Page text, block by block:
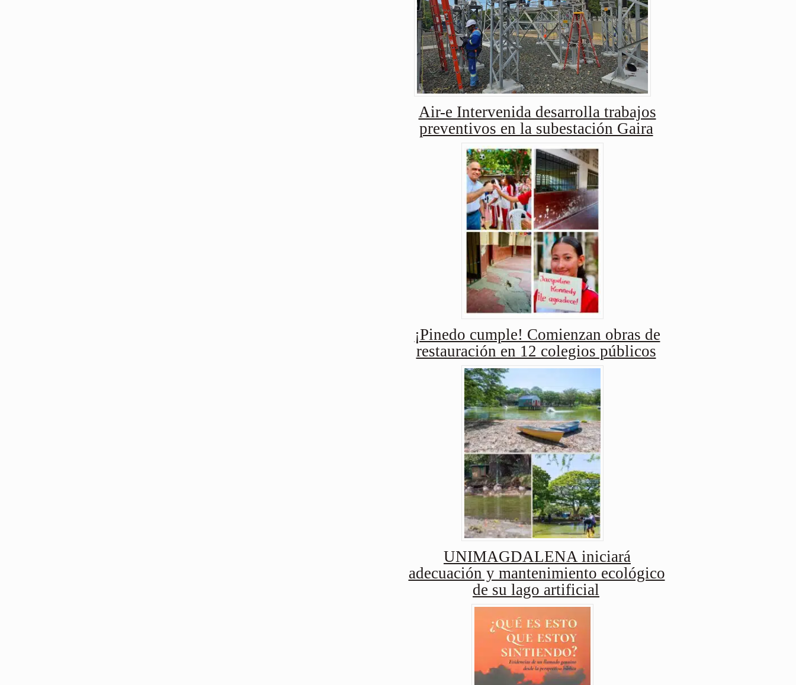
Air-e Intervenida desarrolla trabajos
preventivos en la subestación Gaira
¡Pinedo cumple! Comienzan obras de
restauración en 12 colegios públicos
UNIMAGDALENA iniciará
adecuación y mantenimiento ecológico
de su lago artificial